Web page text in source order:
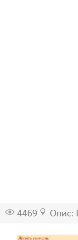
4469 Опис: